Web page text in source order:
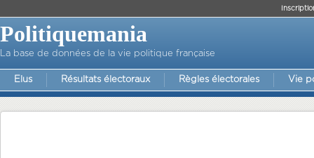
Politiquemania
La base de données de la vie politique française
Elus Résultats électoraux Règles électorales Vie